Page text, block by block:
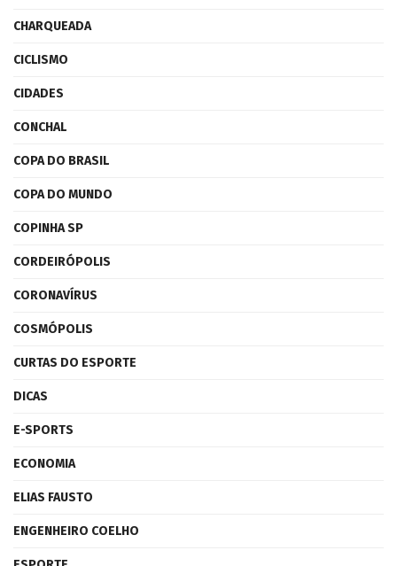
CHARQUEADA
CICLISMO
CIDADES
CONCHAL
COPA DO BRASIL
COPA DO MUNDO
COPINHA SP
CORDEIRÓPOLIS
CORONAVÍRUS
COSMÓPOLIS
CURTAS DO ESPORTE
DICAS
E-SPORTS
ECONOMIA
ELIAS FAUSTO
ENGENHEIRO COELHO